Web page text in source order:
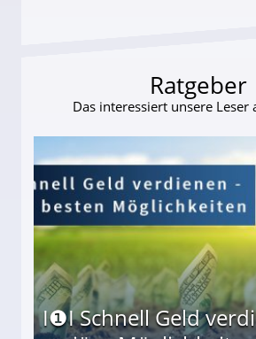
Ratgeber
Das interessiert unsere Leser
I❶I Schnell Geld